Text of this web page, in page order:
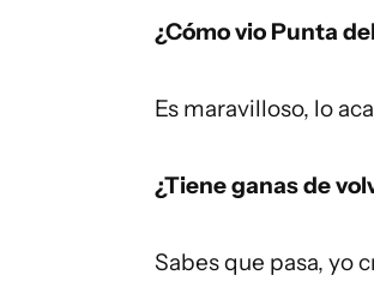
¿Cómo vio Punta
Es maravilloso, lo
¿Tiene ganas de
Sabes que pasa, yo